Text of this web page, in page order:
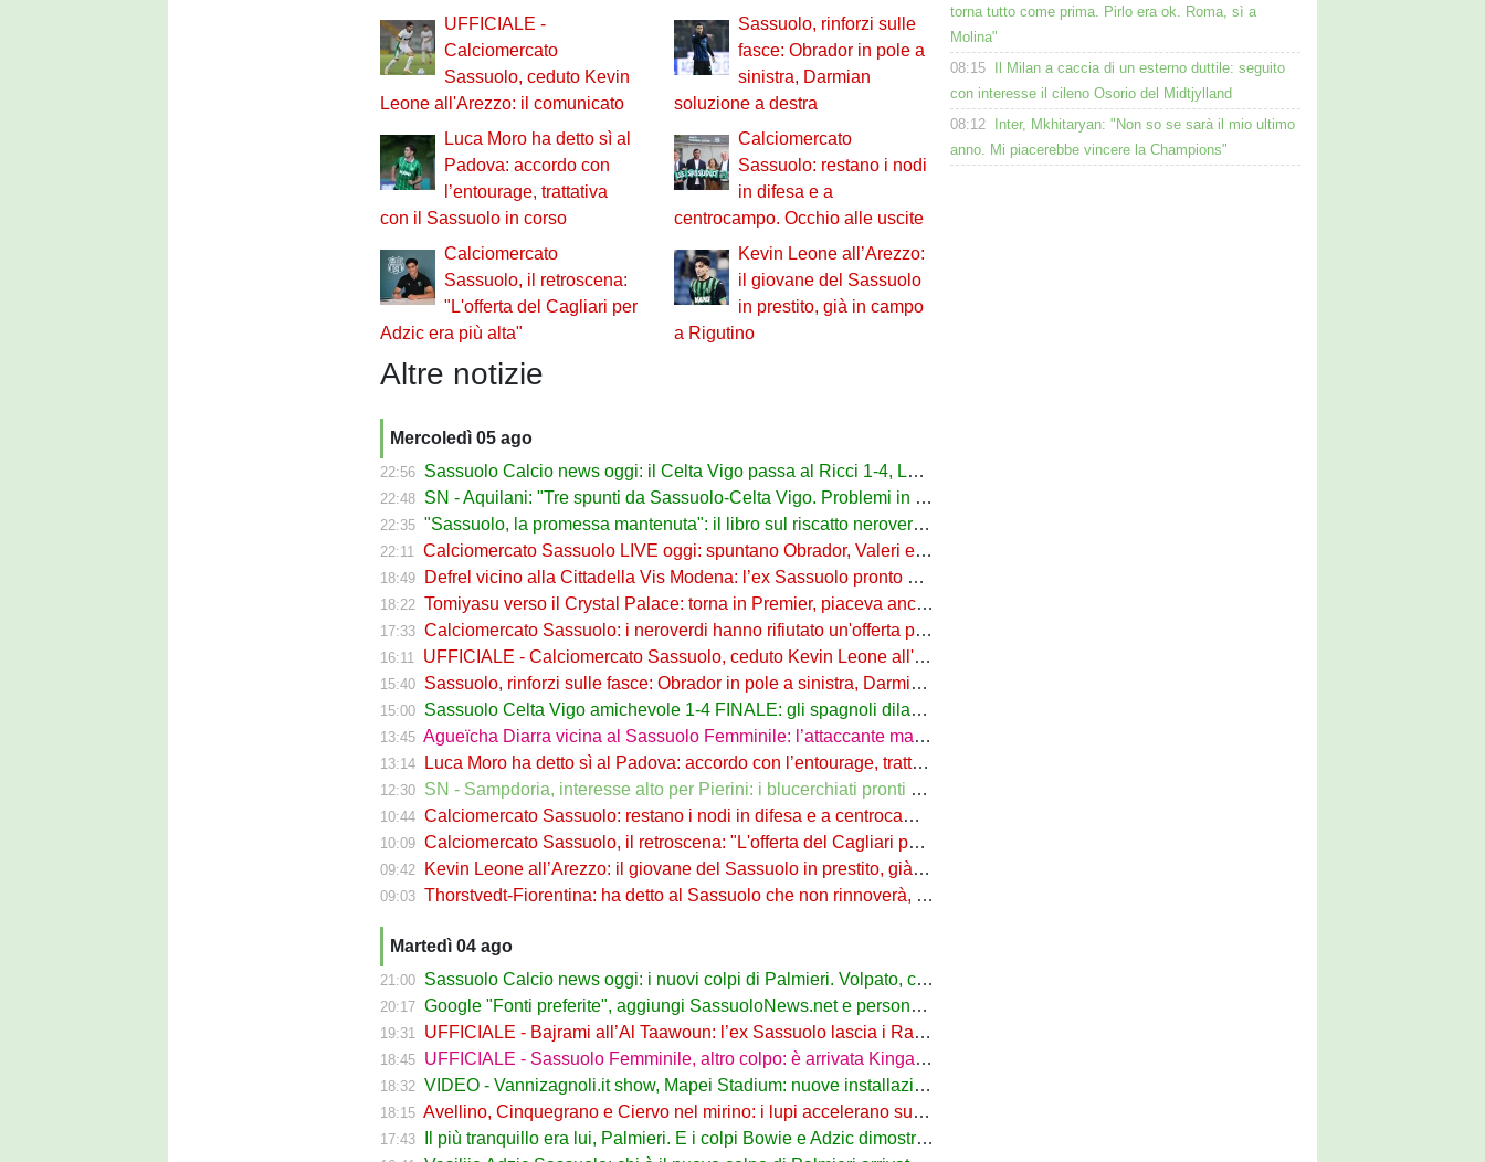
UFFICIALE -
Calciomercato
Sassuolo, ceduto Kevin
Leone all'Arezzo: il comunicato
Sassuolo, rinforzi sulle
fasce: Obrador in pole a
sinistra, Darmian
soluzione a destra
Luca Moro ha detto sì al
Padova: accordo con
l’entourage, trattativa
con il Sassuolo in corso
Calciomercato
Sassuolo: restano i nodi
in difesa e a
centrocampo. Occhio alle uscite
Calciomercato
Sassuolo, il retroscena:
"L'offerta del Cagliari per
Adzic era più alta"
Kevin Leone all’Arezzo:
il giovane del Sassuolo
in prestito, già in campo
a Rigutino
Altre notizie
Mercoledì 05 ago
22:56 Sassuolo Calcio news oggi: il Celta Vigo passa al Ricci 1-4, Laurienté espulso
22:48 SN - Aquilani: "Tre spunti da Sassuolo-Celta Vigo. Problemi in difesa, lì non sto allenando"
22:35 "Sassuolo, la promessa mantenuta": il libro sul riscatto neroverde su Amazon e in libreria
22:11 Calciomercato Sassuolo LIVE oggi: spuntano Obrador, Valeri e Darmian per la difesa
18:49 Defrel vicino alla Cittadella Vis Modena: l’ex Sassuolo pronto a scendere in Serie D
18:22 Tomiyasu verso il Crystal Palace: torna in Premier, piaceva anche al Sassuolo
17:33 Calciomercato Sassuolo: i neroverdi hanno rifiutato un'offerta per Pinamonti
16:11 UFFICIALE - Calciomercato Sassuolo, ceduto Kevin Leone all'Arezzo: il comunicato
15:40 Sassuolo, rinforzi sulle fasce: Obrador in pole a sinistra, Darmian soluzione a destra
15:00 Sassuolo Celta Vigo amichevole 1-4 FINALE: gli spagnoli dilagano nel finale
13:45 Agueïcha Diarra vicina al Sassuolo Femminile: l’attaccante maliana a parametro zero dal PSG
13:14 Luca Moro ha detto sì al Padova: accordo con l’entourage, trattativa con il Sassuolo in corso
12:30 SN - Sampdoria, interesse alto per Pierini: i blucerchiati pronti a riprovarci a fine calciomercato
10:44 Calciomercato Sassuolo: restano i nodi in difesa e a centrocampo. Occhio alle uscite
10:09 Calciomercato Sassuolo, il retroscena: "L'offerta del Cagliari per Adzic era più alta"
09:42 Kevin Leone all’Arezzo: il giovane del Sassuolo in prestito, già in campo a Rigutino
09:03 Thorstvedt-Fiorentina: ha detto al Sassuolo che non rinnoverà, viola in agguato
Martedì 04 ago
21:00 Sassuolo Calcio news oggi: i nuovi colpi di Palmieri. Volpato, caso rientrato
20:17 Google "Fonti preferite", aggiungi SassuoloNews.net e personalizza le tue notizie
19:31 UFFICIALE - Bajrami all’Al Taawoun: l’ex Sassuolo lascia i Rangers e riparte dall’Arabia Saudita
18:45 UFFICIALE - Sassuolo Femminile, altro colpo: è arrivata Kinga Wyrwas!
18:32 VIDEO - Vannizagnoli.it show, Mapei Stadium: nuove installazioni all’esterno
18:15 Avellino, Cinquegrano e Ciervo nel mirino: i lupi accelerano sul mercato dal Sassuolo
17:43 Il più tranquillo era lui, Palmieri. E i colpi Bowie e Adzic dimostrano il perché
torna tutto come prima. Pirlo era ok. Roma, sì a
Molina"
08:15
Il Milan a caccia di un esterno duttile: seguito
con interesse il cileno Osorio del Midtjylland
08:12
Inter, Mkhitaryan: "Non so se sarà il mio ultimo
anno. Mi piacerebbe vincere la Champions"